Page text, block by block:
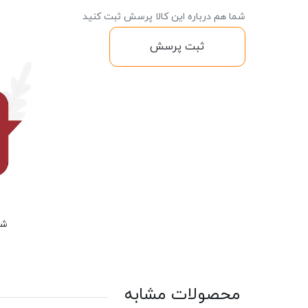
شما هم درباره این کالا پرسش ثبت کنید
ثبت پرسش
محصولات مشابه